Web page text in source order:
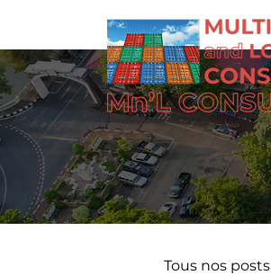
Tous nos posts